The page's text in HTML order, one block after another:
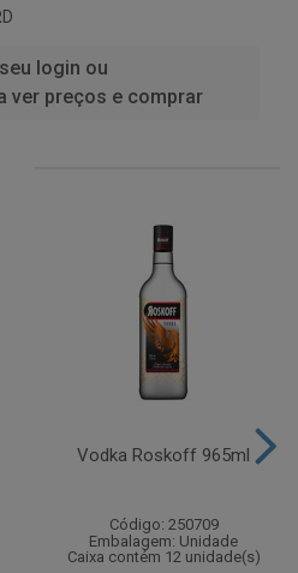
login ou
ver preços e comprar
Vodka Roskoff 965ml
Código: 250709
Embalagem: Unidade
Caixa contém 12 unidade(s)